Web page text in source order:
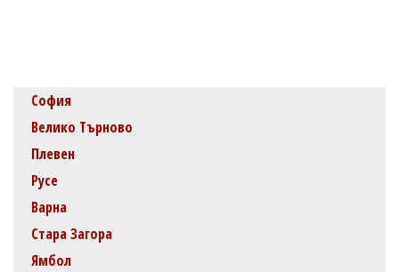
София
Велико Търново
Плевен
Русе
Варна
Стара Загора
Ямбол